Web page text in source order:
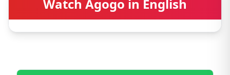
Watch Agogo in English